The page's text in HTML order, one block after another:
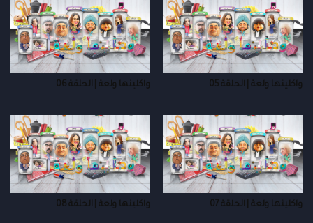
واكلينها ولعة | الحلقة 05 واكلينها ولعة | الحلقة 06
واكلينها ولعة | الحلقة 07 واكلينها ولعة | الحلقة 08